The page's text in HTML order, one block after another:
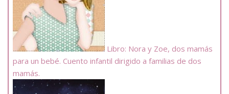
Libro: Nora y Zoe, dos mamás
para un bebé. Cuento infantil dirigido a familias de dos
mamás.